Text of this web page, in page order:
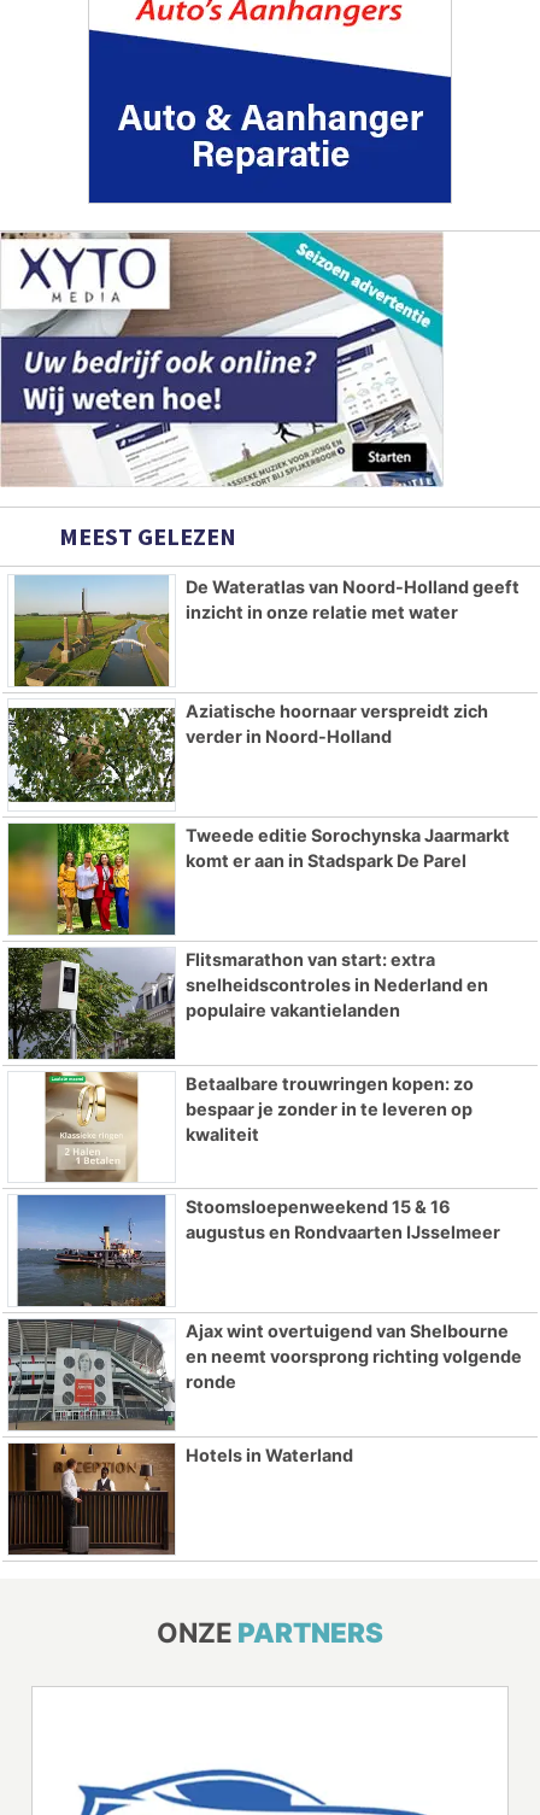
MEEST GELEZEN
De Wateratlas van Noord-Holland geeft
inzicht in onze relatie met water
Aziatische hoornaar verspreidt zich
verder in Noord-Holland
Tweede editie Sorochynska Jaarmarkt
komt er aan in Stadspark De Parel
Flitsmarathon van start: extra
snelheidscontroles in Nederland en
populaire vakantielanden
Betaalbare trouwringen kopen: zo
bespaar je zonder in te leveren op
kwaliteit
Stoomsloepenweekend 15 & 16
augustus en Rondvaarten IJsselmeer
Ajax wint overtuigend van Shelbourne
en neemt voorsprong richting volgende
ronde
Hotels in Waterland
ONZE PARTNERS